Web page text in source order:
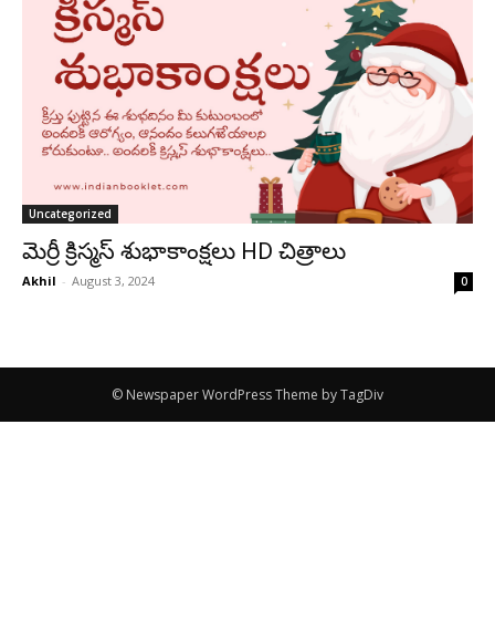
Uncategorized
మెర్రీ క్రిస్మస్ శుభాకాంక్షలు HD చిత్రాలు
Akhil - August 3, 2024 0
© Newspaper WordPress Theme by TagDiv